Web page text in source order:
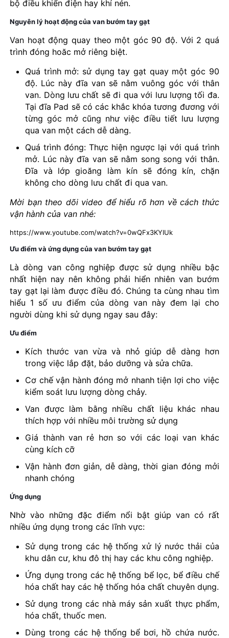
bộ điều khiển điện hay khí nén.
Nguyên lý hoạt động của van bướm tay gạt
Van hoạt động quay theo một góc 90 độ. Với 2 quá
trình đóng hoăc mở riêng biệt.
Quá trình mở: sử dụng tay gạt quay một góc 90
độ. Lúc này đĩa van sẽ nằm vuông góc với thân
van. Dòng lưu chất sẽ đi qua với lưu lượng tối đa.
Tại đĩa Pad sẽ có các khắc khóa tương đương với
từng góc mở cũng như việc điều tiết lưu lượng
qua van một cách dễ dàng.
Quá trình đóng: Thực hiện ngược lại với quá trình
mở. Lúc này đĩa van sẽ nằm song song với thân.
Đĩa và lớp gioăng làm kín sẽ đóng kín, chặn
không cho dòng lưu chất đi qua van.
Mời bạn theo dõi video để hiểu rõ hơn về cách thức
vận hành của van nhé:
https://www.youtube.com/watch?v=0wQFx3KYIUk
Ưu điểm và ứng dụng của van bướm tay gạt
Là dòng van công nghiệp được sử dụng nhiều bậc
nhất hiện nay nên không phải hiển nhiên van bướm
tay gạt lại làm được điều đó. Chúng ta cùng nhau tìm
hiểu 1 số ưu điểm của dòng van này đem lại cho
người dùng khi sử dụng ngay sau đây:
Ưu điểm
Kích thước van vừa và nhỏ giúp dễ dàng hơn
trong việc lắp đặt, bảo dưỡng và sửa chữa.
Cơ chế vận hành đóng mở nhanh tiện lợi cho việc
kiểm soát lưu lượng dòng chảy.
Van được làm bằng nhiều chất liệu khác nhau
thích hợp với nhiều môi trường sử dụng
Giá thành van rẻ hơn so với các loại van khác
cùng kích cỡ
Vận hành đơn giản, dễ dàng, thời gian đóng mởi
nhanh chóng
Ứng dụng
Nhờ vào những đặc điểm nổi bật giúp van có rất
nhiều ứng dụng trong các lĩnh vực:
Sử dụng trong các hệ thống xử lý nước thải của
khu dân cư, khu đô thị hay các khu công nghiệp.
Ứng dụng trong các hệ thống bể lọc, bể điều chế
hóa chất hay các hệ thống hóa chất chuyên dụng.
Sử dụng trong các nhà máy sản xuất thực phẩm,
hóa chất, thuốc men.
Dùng trong các hệ thống bể bơi, hồ chứa nước.